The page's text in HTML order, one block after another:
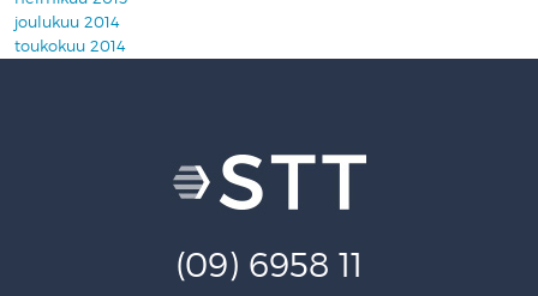
joulukuu 2014
toukokuu 2014
(09) 6958 11